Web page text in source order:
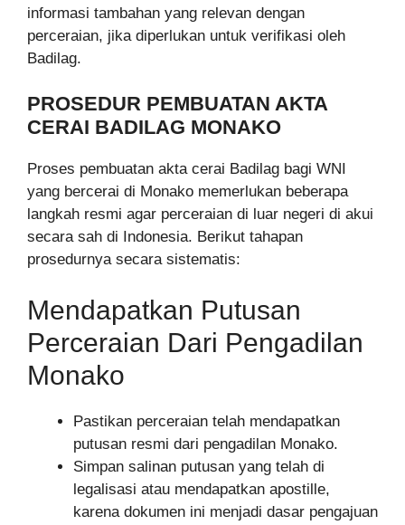
informasi tambahan yang relevan dengan
perceraian, jika diperlukan untuk verifikasi oleh
Badilag.
PROSEDUR PEMBUATAN AKTA
CERAI BADILAG MONAKO
Proses pembuatan akta cerai Badilag bagi WNI
yang bercerai di Monako memerlukan beberapa
langkah resmi agar perceraian di luar negeri di akui
secara sah di Indonesia. Berikut tahapan
prosedurnya secara sistematis:
Mendapatkan Putusan
Perceraian Dari Pengadilan
Monako
Pastikan perceraian telah mendapatkan
putusan resmi dari pengadilan Monako.
Simpan salinan putusan yang telah di
legalisasi atau mendapatkan apostille,
karena dokumen ini menjadi dasar pengajuan